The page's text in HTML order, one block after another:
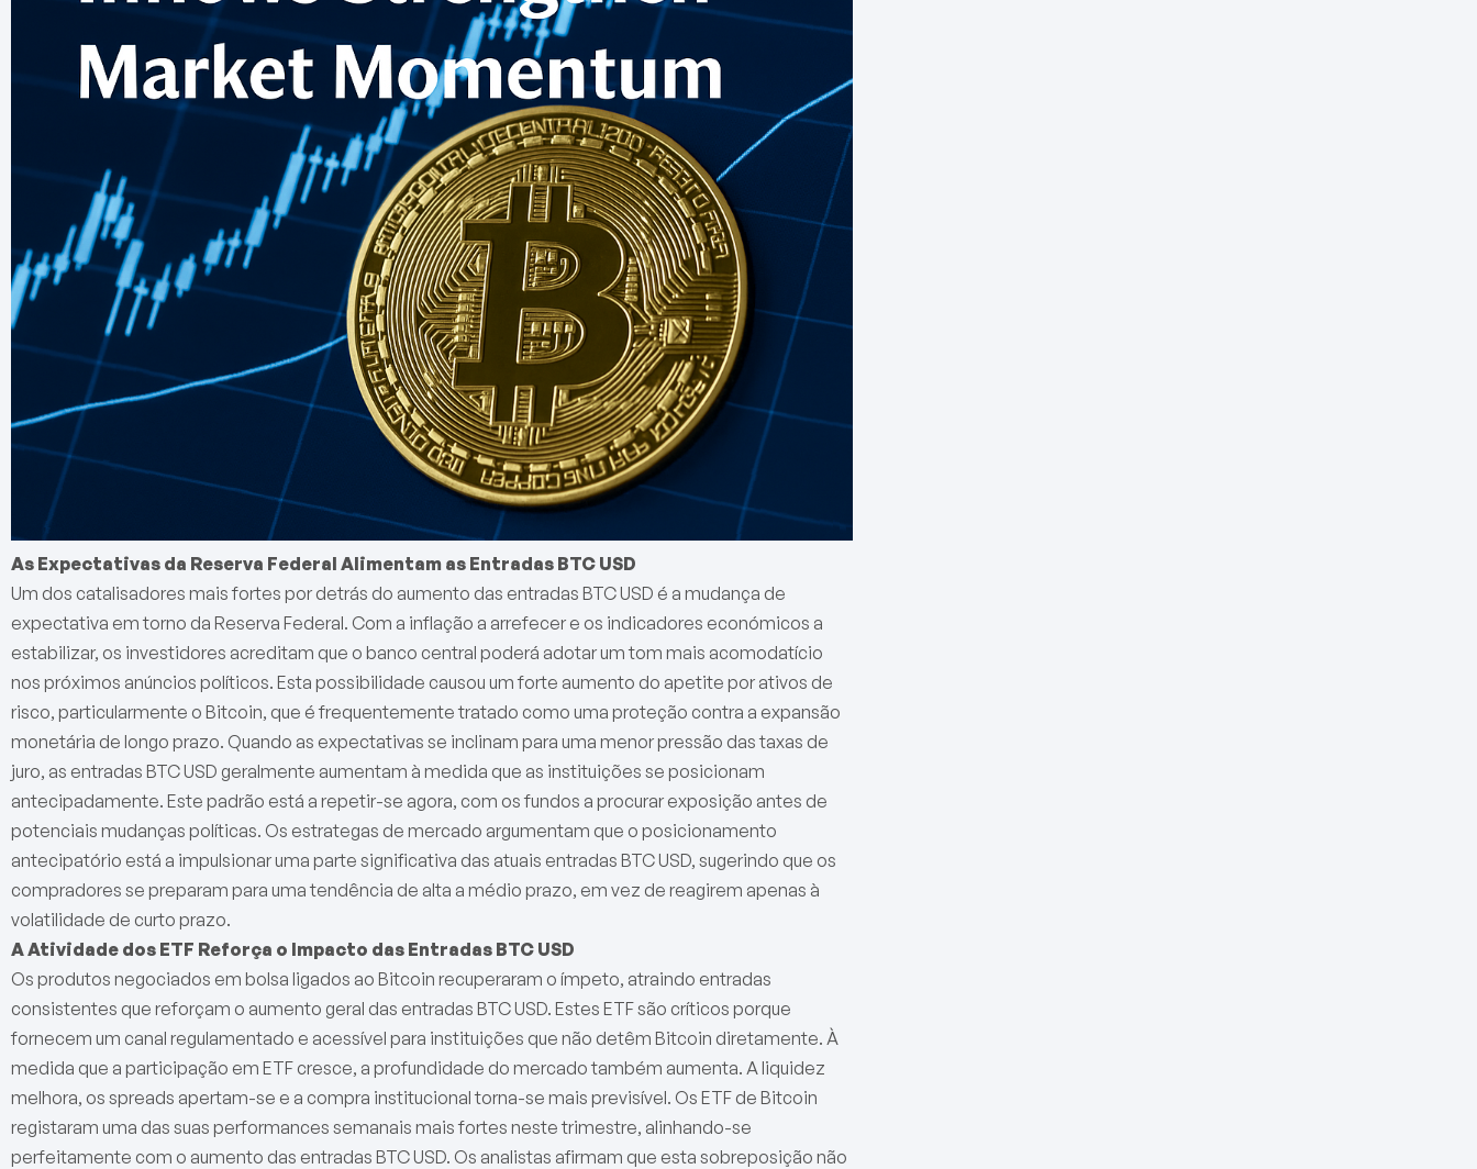
As Expectativas da Reserva Federal Alimentam as Entradas BTC USD
Um dos catalisadores mais fortes por detrás do aumento das entradas BTC USD é a mudança de
expectativa em torno da Reserva Federal. Com a inflação a arrefecer e os indicadores económicos a
estabilizar, os investidores acreditam que o banco central poderá adotar um tom mais acomodatício
nos próximos anúncios políticos. Esta possibilidade causou um forte aumento do apetite por ativos de
risco, particularmente o Bitcoin, que é frequentemente tratado como uma proteção contra a expansão
monetária de longo prazo. Quando as expectativas se inclinam para uma menor pressão das taxas de
juro, as entradas BTC USD geralmente aumentam à medida que as instituições se posicionam
antecipadamente. Este padrão está a repetir-se agora, com os fundos a procurar exposição antes de
potenciais mudanças políticas. Os estrategas de mercado argumentam que o posicionamento
antecipatório está a impulsionar uma parte significativa das atuais entradas BTC USD, sugerindo que os
compradores se preparam para uma tendência de alta a médio prazo, em vez de reagirem apenas à
volatilidade de curto prazo.
A Atividade dos ETF Reforça o Impacto das Entradas BTC USD
Os produtos negociados em bolsa ligados ao Bitcoin recuperaram o ímpeto, atraindo entradas
consistentes que reforçam o aumento geral das entradas BTC USD. Estes ETF são críticos porque
fornecem um canal regulamentado e acessível para instituições que não detêm Bitcoin diretamente. À
medida que a participação em ETF cresce, a profundidade do mercado também aumenta. A liquidez
melhora, os spreads apertam-se e a compra institucional torna-se mais previsível. Os ETF de Bitcoin
registaram uma das suas performances semanais mais fortes neste trimestre, alinhando-se
perfeitamente com o aumento das entradas BTC USD. Os analistas afirmam que esta sobreposição não